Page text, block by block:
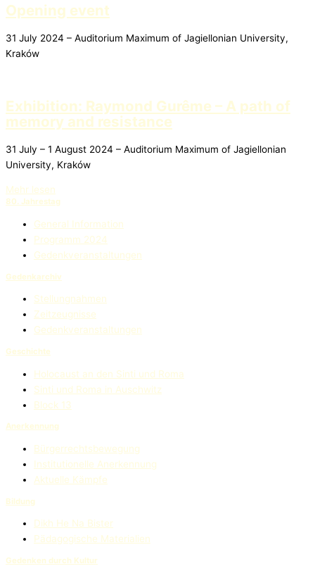
Opening event
31 July 2024 – Auditorium Maximum of Jagiellonian University,
Kraków
Exhibition: Raymond Gurême – A path of
memory and resistance
31 July – 1 August 2024 – Auditorium Maximum of Jagiellonian
University, Kraków
Mehr lesen
80. Jahrestag
General Information
Programm 2024
Gedenkveranstaltungen
Gedenkarchiv
Stellungnahmen
Zeitzeugnisse
Gedenkveranstaltungen
Geschichte
Holocaust an den Sinti und Roma
Sinti und Roma in Auschwitz
Block 13
Anerkennung
Bürgerrechtsbewegung
Institutionelle Anerkennung
Aktuelle Kämpfe
Bildung
Dikh He Na Bister
Pädagogische Materialien
Gedenken durch Kultur